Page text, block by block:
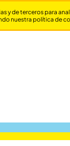
y de terceros para
nuestra política de